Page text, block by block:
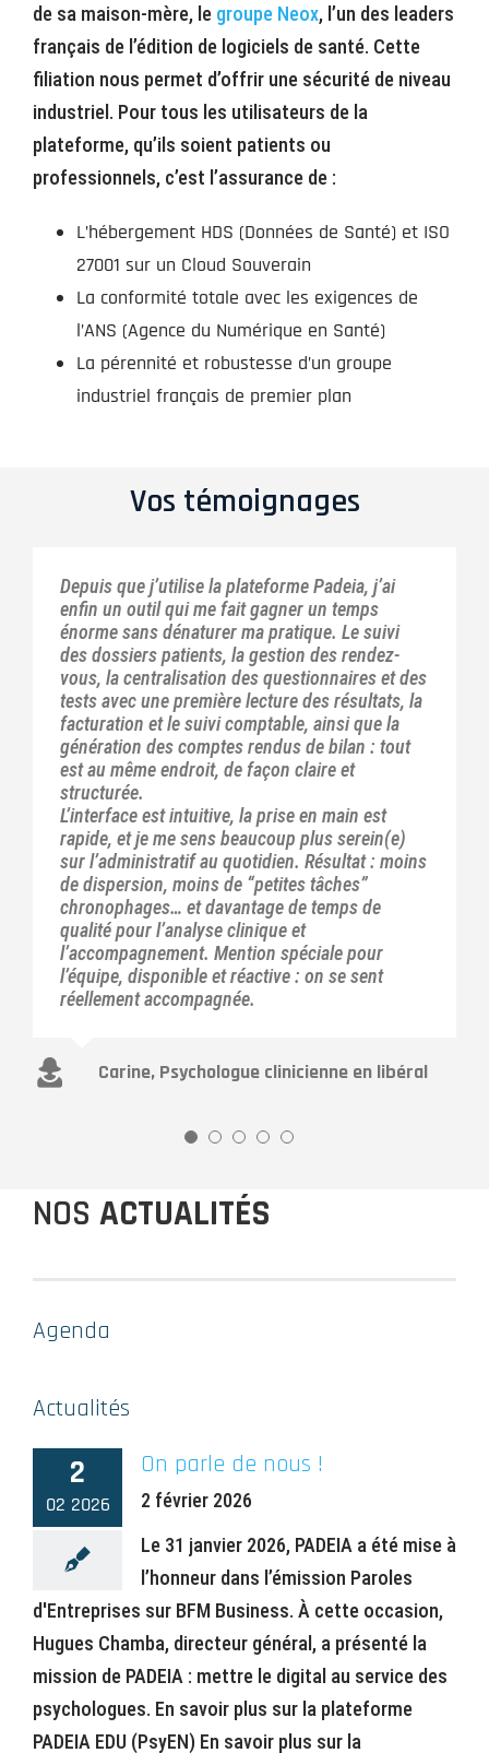
de sa maison-mère, le groupe Neox, l’un des leaders
français de l’édition de logiciels de santé. Cette
filiation nous permet d’offrir une sécurité de niveau
industriel. Pour tous les utilisateurs de la
plateforme, qu’ils soient patients ou
professionnels, c’est l’assurance de :
L’hébergement HDS (Données de Santé) et ISO
27001 sur un Cloud Souverain
La conformité totale avec les exigences de
l’ANS (Agence du Numérique en Santé)
La pérennité et robustesse d’un groupe
industriel français de premier plan
Vos témoignages
Depuis que j’utilise la plateforme Padeia, j’ai
enfin un outil qui me fait gagner un temps
énorme sans dénaturer ma pratique. Le suivi
des dossiers patients, la gestion des rendez-
vous, la centralisation des questionnaires et des
tests avec une première lecture des résultats, la
facturation et le suivi comptable, ainsi que la
génération des comptes rendus de bilan : tout
est au même endroit, de façon claire et
structurée.
L’interface est intuitive, la prise en main est
rapide, et je me sens beaucoup plus serein(e)
sur l’administratif au quotidien. Résultat : moins
de dispersion, moins de “petites tâches”
chronophages… et davantage de temps de
qualité pour l’analyse clinique et
l’accompagnement. Mention spéciale pour
l’équipe, disponible et réactive : on se sent
réellement accompagnée.
Carine, Psychologue clinicienne en libéral
NOS ACTUALITÉS
Agenda
Actualités
2
02 2026
On parle de nous !
2 février 2026
Le 31 janvier 2026, PADEIA a été mise à
l’honneur dans l’émission Paroles
d'Entreprises sur BFM Business. À cette occasion,
Hugues Chamba, directeur général, a présenté la
mission de PADEIA : mettre le digital au service des
psychologues. En savoir plus sur la plateforme
PADEIA EDU (PsyEN) En savoir plus sur la